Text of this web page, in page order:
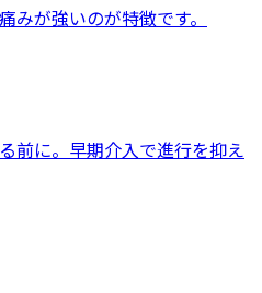
みが強いのが特徴です。
前に。早期介入で進行を抑え